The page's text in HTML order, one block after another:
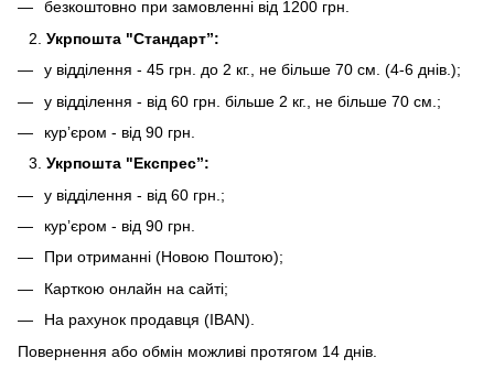
безкоштовно при замовленні від 1200 грн.
Укрпошта "Стандарт”:
у відділення - 45 грн. до 2 кг., не більше 70 см. (4-6 днів.);
у відділення - від 60 грн. більше 2 кг., не більше 70 см.;
курʼєром - від 90 грн.
Укрпошта "Експрес”:
у відділення - від 60 грн.;
курʼєром - від 90 грн.
При отриманні (Новою Поштою);
Карткою онлайн на сайті;
На рахунок продавця (IBAN).
Повернення або обмін можливі протягом 14 днів.